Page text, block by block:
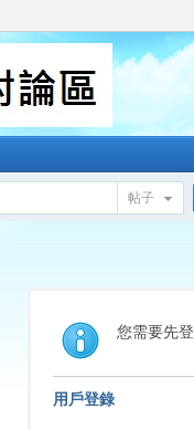
帖子
您需要先
用戶登錄